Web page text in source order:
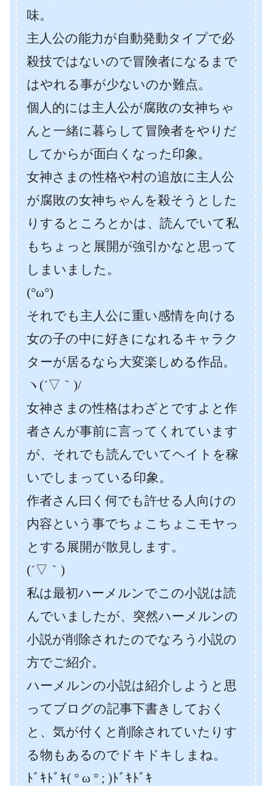
味。
主人公の能力が自動発動タイプで必
殺技ではないので冒険者になるまで
はやれる事が少ないのか難点。
個人的には主人公が腐敗の女神ちゃ
んと一緒に暮らして冒険者をやりだ
してからが面白くなった印象。
女神さまの性格や村の追放に主人公
が腐敗の女神ちゃんを殺そうとした
りするところとかは、読んでいて私
もちょっと展開が強引かなと思って
しまいました。
(°ω°)
それでも主人公に重い感情を向ける
女の子の中に好きになれるキャラク
ターが居るなら大変楽しめる作品。
ヽ(´▽｀)/
女神さまの性格はわざとですよと作
者さんが事前に言ってくれています
が、それでも読んでいてヘイトを稼
いでしまっている印象。
作者さん曰く何でも許せる人向けの
内容という事でちょこちょこモヤっ
とする展開が散見します。
(´▽｀)
私は最初ハーメルンでこの小説は読
んでいましたが、突然ハーメルンの
小説が削除されたのでなろう小説の
方でご紹介。
ハーメルンの小説は紹介しようと思
ってブログの記事下書きしておく
と、気が付くと削除されていたりす
る物もあるのでドキドキしまね。
ﾄﾞｷﾄﾞｷ( ° ω ° ; )ﾄﾞｷﾄﾞｷ